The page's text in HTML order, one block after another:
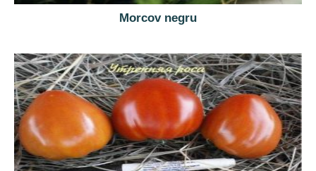
Morcov negru